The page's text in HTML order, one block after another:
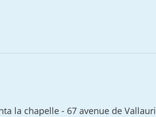
la chapelle - 67 avenue de